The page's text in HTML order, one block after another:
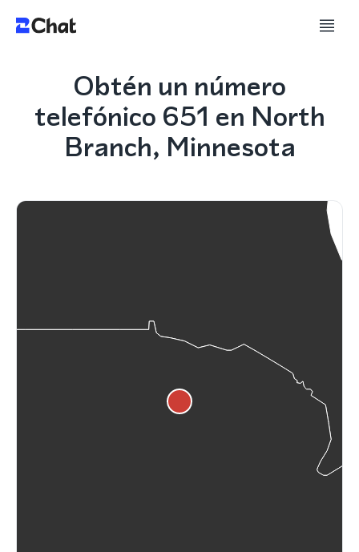
Obtén un número
telefónico 651 en North
Branch, Minnesota